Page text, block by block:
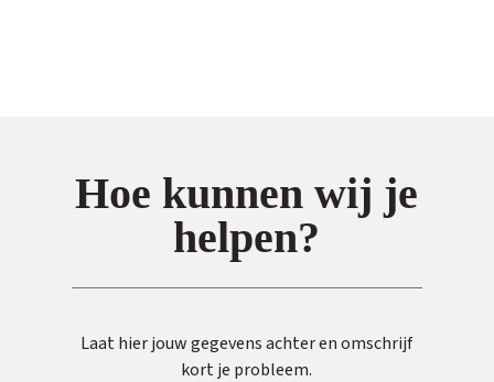
Hoe kunnen wij je
helpen?
Laat hier jouw gegevens achter en omschrijf
kort je probleem.